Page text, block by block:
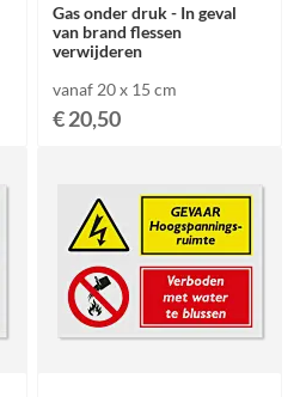
Gas onder druk - In geval
van brand flessen
verwijderen
vanaf 20 x 15 cm
€ 20,50